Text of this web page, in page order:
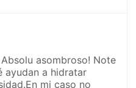
asombroso! Note
ayudan a hidratar
mi caso no